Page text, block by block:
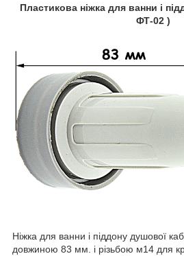
Пластикова ніжка для ванни і
ФТ-02 )
Ніжка для ванни і піддону душової
довжиною 83 мм. і різьбою м14 для